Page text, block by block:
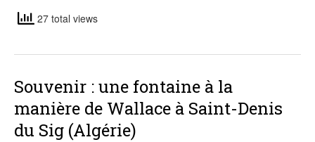
27 total views
Souvenir : une fontaine à la
manière de Wallace à Saint-Denis
du Sig (Algérie)